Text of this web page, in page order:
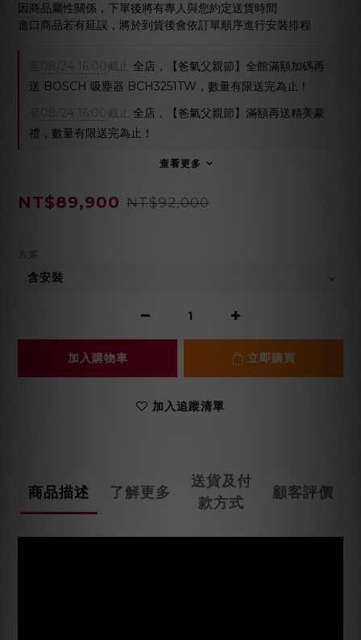
因商品屬性關係，下單後將有專人與您約定送貨時間
進口商品若有延誤，將於到貨後會依訂單順序進行安裝排程
08/24 16:00 截止
全店，【爸氣父親節】全館滿額加碼再
送 BOSCH 吸塵器 BCH3251TW，數量有限送完為止！
08/24 16:00 截止
全店，【爸氣父親節】滿額再送精美豪
禮，數量有限送完為止！
查看更多
NT$89,900 NT$92,000
加入購物車 立即購買
加入追蹤清單
商品描述 了解更多
送貨及付
款方式
顧客評價